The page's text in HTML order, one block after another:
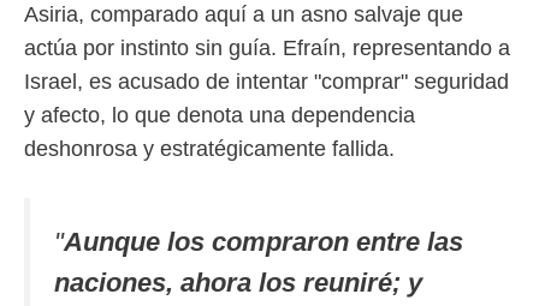
Asiria, comparado aquí a un asno salvaje que
actúa por instinto sin guía. Efraín, representando a
Israel, es acusado de intentar "comprar" seguridad
y afecto, lo que denota una dependencia
deshonrosa y estratégicamente fallida.
"Aunque los compraron entre las
naciones, ahora los reuniré; y